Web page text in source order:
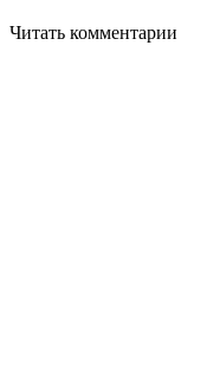
Читать комментарии